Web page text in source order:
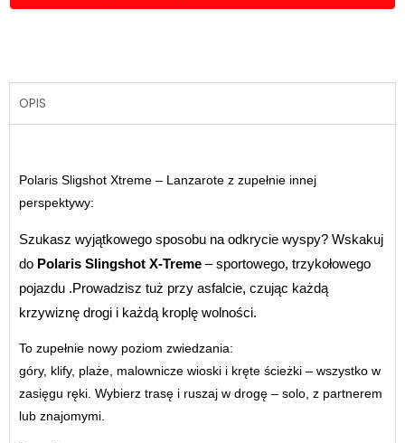
OPIS
Polaris Sligshot Xtreme – Lanzarote z zupełnie innej
perspektywy:
Szukasz wyjątkowego sposobu na odkrycie wyspy? Wskakuj
do Polaris Slingshot X-Treme – sportowego, trzykołowego
pojazdu .Prowadzisz tuż przy asfalcie, czując każdą
krzywiznę drogi i każdą kroplę wolności.
To zupełnie nowy poziom zwiedzania:
góry, klify, plaże, malownicze wioski i kręte ścieżki – wszystko w
zasięgu ręki. Wybierz trasę i ruszaj w drogę – solo, z partnerem
lub znajomymi.